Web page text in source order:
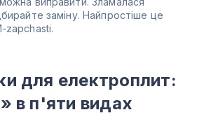
заміну. Найпростіше це
zapchasti.
для електроплит:
в п'яти видах